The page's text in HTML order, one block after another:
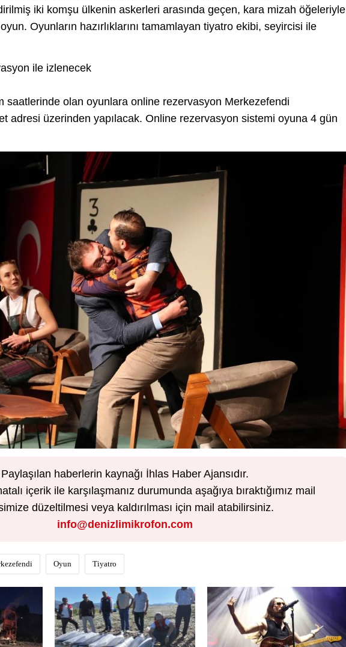
iki komşu ülkenin askerleri arasında geçen, kara mizah öğeleriyle
Oyunların hazırlıklarını tamamlayan tiyatro ekibi, seyircisi ile
ile izlenecek
saatlerinde olan oyunlara online rezervasyon Merkezefendi
adresi üzerinden yapılacak. Online rezervasyon sistemi oyuna 4 gün
Paylaşılan haberlerin kaynağı İhlas Haber Ajansıdır.
içerik ile karşılaşmanız durumunda aşağıya bıraktığımız mail
düzeltilmesi veya kaldırılması için mail atabilirsiniz.
info@denizlimikrofon.com
Oyun Tiyatro